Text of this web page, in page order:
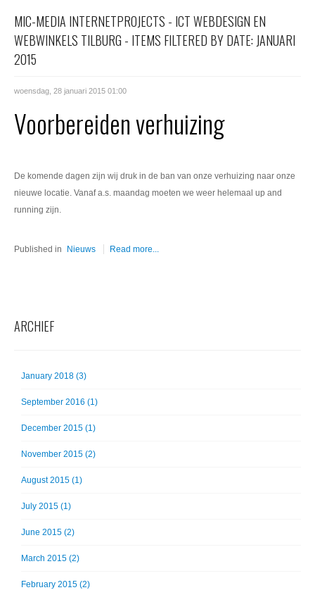
Domeinnaam registreren
MIC-MEDIA INTERNETPROJECTS - ICT WEBDESIGN EN
WEBWINKELS TILBURG - ITEMS FILTERED BY DATE: JANUARI
2015
woensdag, 28 januari 2015 01:00
Voorbereiden verhuizing
De komende dagen zijn wij druk in de ban van onze verhuizing naar onze
nieuwe locatie. Vanaf a.s. maandag moeten we weer helemaal up and
running zijn.
Published in Nieuws Read more...
ARCHIEF
January 2018 (3)
September 2016 (1)
December 2015 (1)
November 2015 (2)
August 2015 (1)
July 2015 (1)
June 2015 (2)
March 2015 (2)
February 2015 (2)